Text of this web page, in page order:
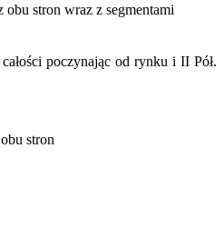
stron wraz z segmentami
poczynając od rynku i II Pół.
stron